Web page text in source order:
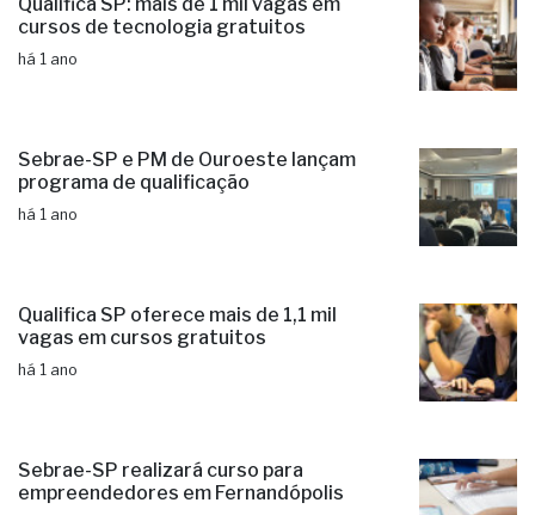
cursos de tecnologia gratuitos
há 1 ano
Sebrae-SP e PM de Ouroeste lançam
programa de qualificação
há 1 ano
Qualifica SP oferece mais de 1,1 mil
vagas em cursos gratuitos
há 1 ano
Sebrae-SP realizará curso para
empreendedores em Fernandópolis